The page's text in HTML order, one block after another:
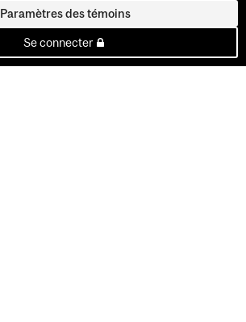
Paramètres des témoins
Se connecter